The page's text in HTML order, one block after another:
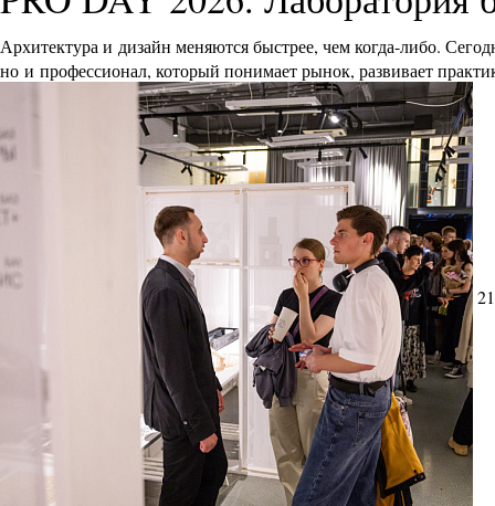
Архитектура и дизайн меняются быстрее, чем когда-либо.
но и профессионал, который понимает рынок, развивает